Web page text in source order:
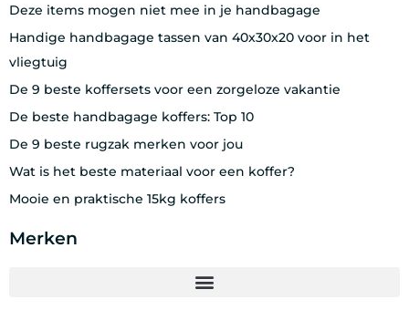
Deze items mogen niet mee in je handbagage
Handige handbagage tassen van 40x30x20 voor in het
vliegtuig
De 9 beste koffersets voor een zorgeloze vakantie
De beste handbagage koffers: Top 10
De 9 beste rugzak merken voor jou
Wat is het beste materiaal voor een koffer?
Mooie en praktische 15kg koffers
Merken